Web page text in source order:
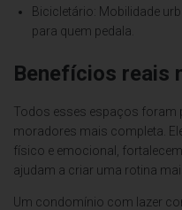
Bicicletário: Mobilidade
para quem pedala.
Benefícios reais
Todos esses espaços foram
moradores mais completa.
físico e emocional,
ajudam a criar uma rotina
Um condomínio com lazer